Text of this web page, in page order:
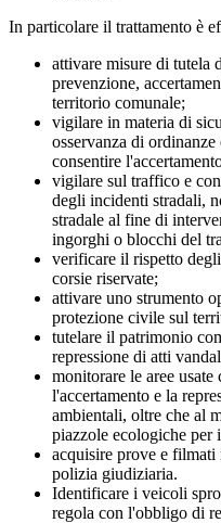
In particolare il trattamento è
attivare misure di tutela
prevenzione,
territorio comunale;
vigilare in materia di
osservanza di
consentire
vigilare sul traffico e
degli incidenti stradali,
stradale al fine di
ingorghi o blocchi del
verificare il rispetto
corsie riservate;
attivare uno strumento
protezione civile sul
tutelare il patrimonio
repressione di atti
monitorare le aree
l'accertamento e la
ambientali, oltre che al
piazzole ecologiche
acquisire prove e
polizia giudiziaria.
Identificare i veicoli
regola con l'obbligo di